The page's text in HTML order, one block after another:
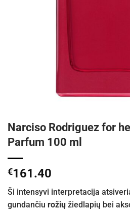
Narciso Rodriguez for
Parfum 100 ml
€161.40
Ši intensyvi interpretacija
gundančiu rožių žiedlapių bei